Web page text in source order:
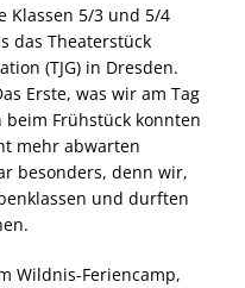
Klassen 5/3 und 5/4
das Theaterstück
(TJG) in Dresden.
Erste, was wir am Tag
Frühstück konnten
mehr abwarten
besonders, denn wir,
und durften
Wildnis-Feriencamp,